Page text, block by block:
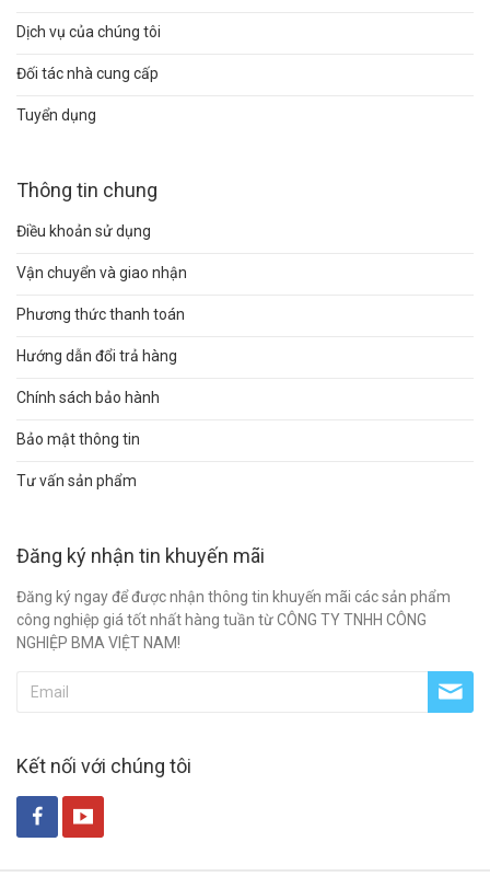
Dịch vụ của chúng tôi
Đối tác nhà cung cấp
Tuyển dụng
Thông tin chung
Điều khoản sử dụng
Vận chuyển và giao nhận
Phương thức thanh toán
Hướng dẫn đổi trả hàng
Chính sách bảo hành
Bảo mật thông tin
Tư vấn sản phẩm
Đăng ký nhận tin khuyến mãi
Đăng ký ngay để được nhận thông tin khuyến mãi các sản phẩm
công nghiệp giá tốt nhất hàng tuần từ CÔNG TY TNHH CÔNG
NGHIỆP BMA VIỆT NAM!
Kết nối với chúng tôi